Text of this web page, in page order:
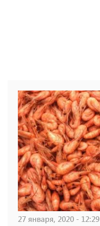
27 января, 2020 - 12:29